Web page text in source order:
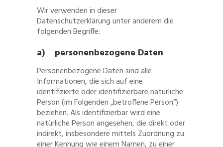
Wir verwenden in dieser
Datenschutzerklärung unter anderem die
folgenden Begriffe:
a) personenbezogene Daten
Personenbezogene Daten sind alle
Informationen, die sich auf eine
identifizierte oder identifizierbare natürliche
Person (im Folgenden „betroffene Person“)
beziehen. Als identifizierbar wird eine
natürliche Person angesehen, die direkt oder
indirekt, insbesondere mittels Zuordnung zu